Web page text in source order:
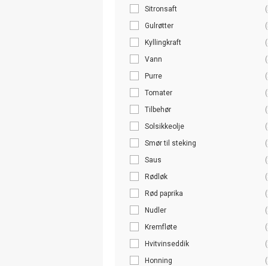
Sitronsaft
Gulrøtter
Kyllingkraft
Vann
Purre
Tomater
Tilbehør
Solsikkeolje
Smør til steking
Saus
Rødløk
Rød paprika
Nudler
Kremfløte
Hvitvinseddik
Honning